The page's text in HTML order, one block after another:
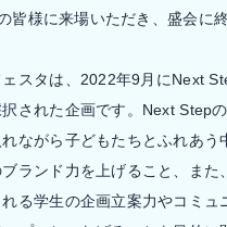
皆様に来場いただき、盛会に
スタは、2022年9月にNext
択された企画です。Next Step
ながら子どもたちとふれあう
ランド力を上げること、また
る学生の企画立案力やコミュ